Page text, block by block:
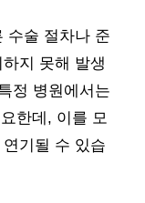
수술 절차나 준
지 못해 발생
정 병원에서는
한데, 이를 모
기될 수 있습